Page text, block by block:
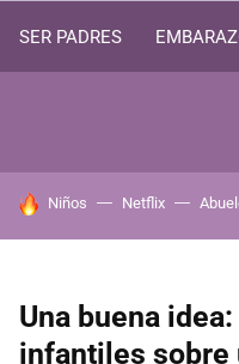
SER PADRES
HOY SE HABLA DE
Niños Netflix
Una buena
infantiles sobre